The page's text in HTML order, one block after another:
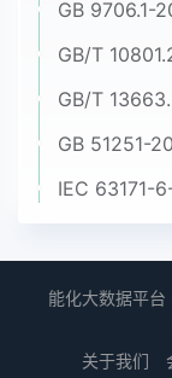
能化大数据平
关于我们